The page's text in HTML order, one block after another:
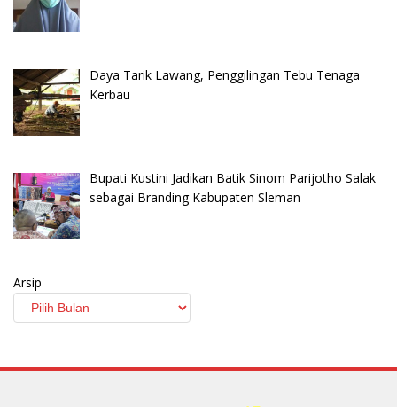
Daya Tarik Lawang, Penggilingan Tebu Tenaga
Kerbau
Bupati Kustini Jadikan Batik Sinom Parijotho Salak
sebagai Branding Kabupaten Sleman
Arsip